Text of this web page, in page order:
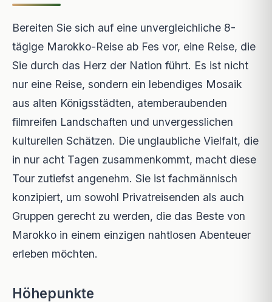
Bereiten Sie sich auf eine unvergleichliche 8-
tägige Marokko-Reise ab Fes vor, eine Reise, die
Sie durch das Herz der Nation führt. Es ist nicht
nur eine Reise, sondern ein lebendiges Mosaik
aus alten Königsstädten, atemberaubenden
filmreifen Landschaften und unvergesslichen
kulturellen Schätzen. Die unglaubliche Vielfalt, die
in nur acht Tagen zusammenkommt, macht diese
Tour zutiefst angenehm. Sie ist fachmännisch
konzipiert, um sowohl Privatreisenden als auch
Gruppen gerecht zu werden, die das Beste von
Marokko in einem einzigen nahtlosen Abenteuer
erleben möchten.
Höhepunkte